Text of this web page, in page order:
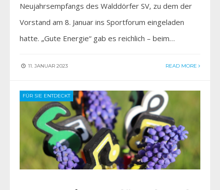
Neujahrsempfangs des Walddörfer SV, zu dem der
Vorstand am 8. Januar ins Sportforum eingeladen
hatte. „Gute Energie“ gab es reichlich – beim…
11. JANUAR 2023 READ MORE
FÜR SIE ENTDECKT